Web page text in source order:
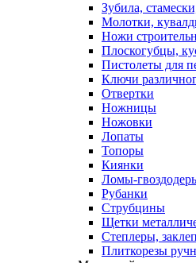
Зубила,
Молотки,
Ножи
Плоскогубцы,
Пистолеты для
Ключи
Отвертки
Ножницы
Ножовки
Лопаты
Топоры
Киянки
Ломы-
Рубанки
Струбцины
Щетки
Степлеры,
Плиткорезы